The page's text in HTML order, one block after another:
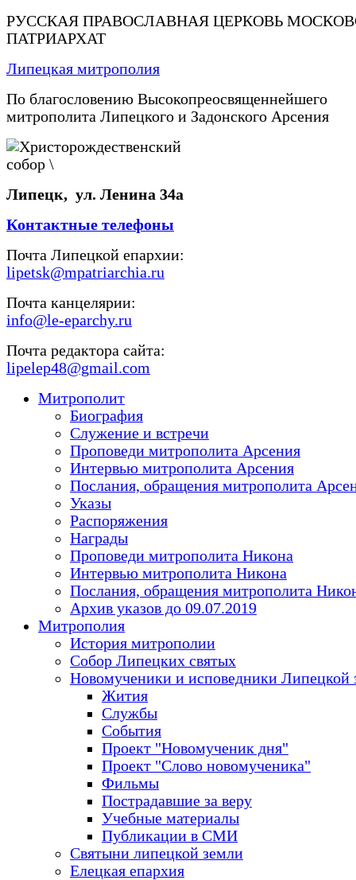
РУССКАЯ ПРАВОСЛАВНАЯ ЦЕРКОВЬ
ПАТРИАРХАТ
Липецкая митрополия
По благословению Высокопреосвященнейшего
митрополита Липецкого и Задонского Арсения
Липецк, ул. Ленина 34а
Контактные телефоны
Почта Липецкой епархии:
lipetsk@mpatriarchia.ru
Почта канцелярии:
info@le-eparchy.ru
Почта редактора сайта:
lipelep48@gmail.com
Митрополит
Биография
Служение и встречи
Проповеди митрополита Арсения
Интервью митрополита Арсения
Послания, обращения митрополита
Указы
Распоряжения
Награды
Проповеди митрополита Никона
Интервью митрополита Никона
Послания, обращения митрополита
Архив указов до 09.07.2019
Митрополия
История митрополии
Собор Липецких святых
Новомученики и исповедники Липецкой
Жития
Службы
События
Проект "Новомученик дня"
Проект "Слово новомученика"
Фильмы
Пострадавшие за веру
Учебные материалы
Публикации в СМИ
Святыни липецкой земли
Елецкая епархия